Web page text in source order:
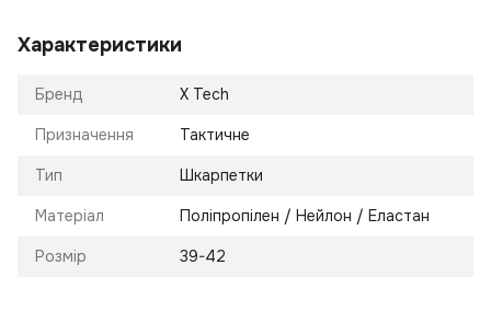
Характеристики
Бренд X Tech
Призначення Тактичне
Тип Шкарпетки
Матеріал Поліпропілен / Нейлон / Еластан
Розмір 39-42